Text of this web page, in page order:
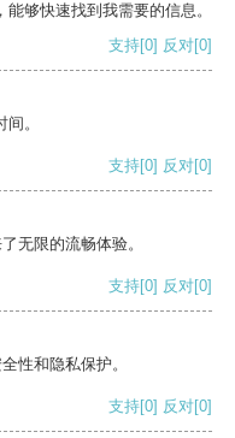
够快速找到我需要的信息。
支持[0] 反对[0]
。
支持[0] 反对[0]
无限的流畅体验。
支持[0] 反对[0]
性和隐私保护。
支持[0] 反对[0]